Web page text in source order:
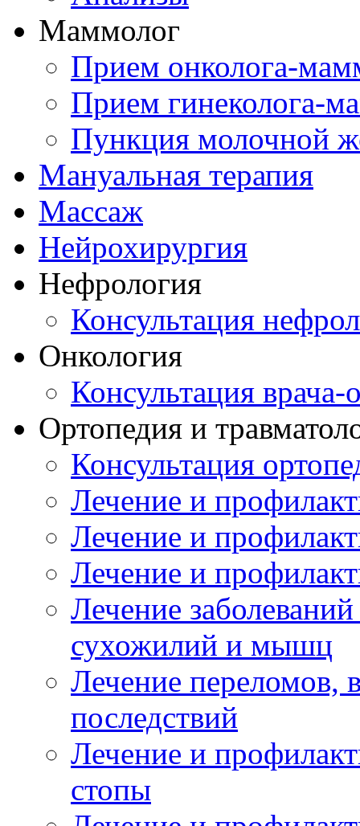
Маммолог
Прием онколога-
Прием гинеколога-
Пункция молочной
Мануальная терапия
Массаж
Нейрохирургия
Нефрология
Консультация
Онкология
Консультация врача-
Ортопедия и
Консультация
Лечение и
Лечение и
Лечение и
Лечение
сухожилий и мышц
Лечение переломов,
последствий
Лечение и
стопы